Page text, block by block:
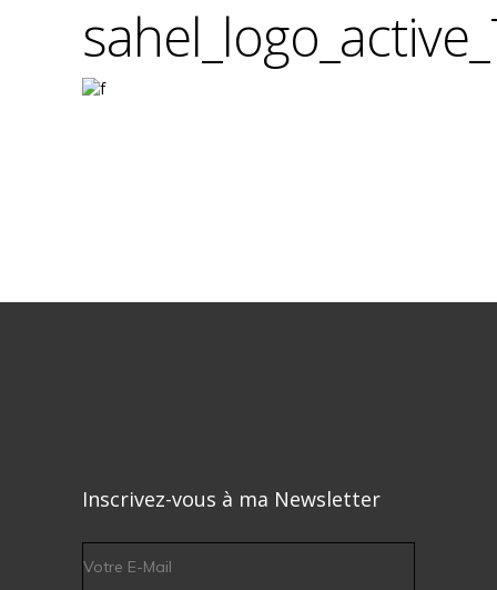
Inscrivez-vous à ma Newsletter